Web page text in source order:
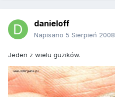
danieloff
Napisano 5 Sierpień 2008
Jeden z wielu guzików.